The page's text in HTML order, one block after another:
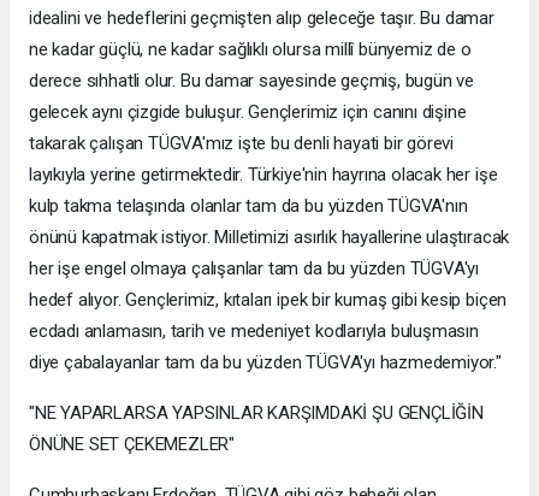
idealini ve hedeflerini geçmişten alıp geleceğe taşır. Bu damar
ne kadar güçlü, ne kadar sağlıklı olursa millî bünyemiz de o
derece sıhhatli olur. Bu damar sayesinde geçmiş, bugün ve
gelecek aynı çizgide buluşur. Gençlerimiz için canını dişine
takarak çalışan TÜGVA'mız işte bu denli hayati bir görevi
layıkıyla yerine getirmektedir. Türkiye'nin hayrına olacak her işe
kulp takma telaşında olanlar tam da bu yüzden TÜGVA'nın
önünü kapatmak istiyor. Milletimizi asırlık hayallerine ulaştıracak
her işe engel olmaya çalışanlar tam da bu yüzden TÜGVA'yı
hedef alıyor. Gençlerimiz, kıtaları ipek bir kumaş gibi kesip biçen
ecdadı anlamasın, tarih ve medeniyet kodlarıyla buluşmasın
diye çabalayanlar tam da bu yüzden TÜGVA'yı hazmedemiyor."
"NE YAPARLARSA YAPSINLAR KARŞIMDAKİ ŞU GENÇLİĞİN
ÖNÜNE SET ÇEKEMEZLER"